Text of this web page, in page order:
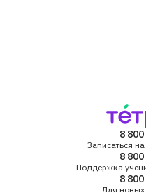
8
Записаться
8
Поддержка
8
Для новых